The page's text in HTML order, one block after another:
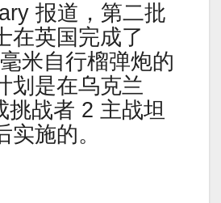
报道，第二批
在英国完成了
米自行榴弹炮的
划是在乌克兰
挑战者 2 主战坦
实施的。